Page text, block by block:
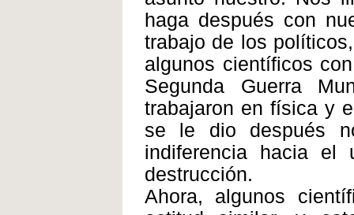
haga después con
trabajo de los
algunos científicos
Segunda Guerra
trabajaron en física y
se le dio después
indiferencia hacia el
destrucción.
Ahora, algunos